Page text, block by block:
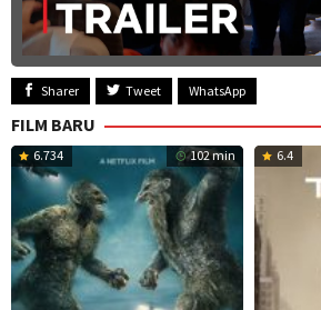
Sharer Tweet WhatsApp
FILM BARU
6.734 102 min 6.4